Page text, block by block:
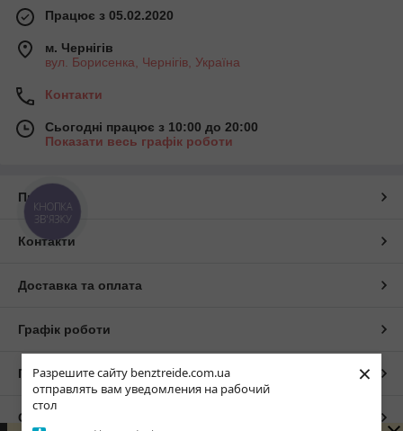
Разрешите сайту benztreide.com.ua
отправлять вам уведомления на рабочий
стол
×
Працює з 05.02.2020
м. Чернігів
вул. Борисенка, Чернігів, Україна
Контакти
Сьогодні працює з 10:00 до 20:00
Показати весь графік роботи
Про нас
Контакти
Доставка та оплата
Графік роботи
Повна версія сайту
Сайт створено на маркетплейсі
КНОПКА
ЗВ'ЯЗКУ